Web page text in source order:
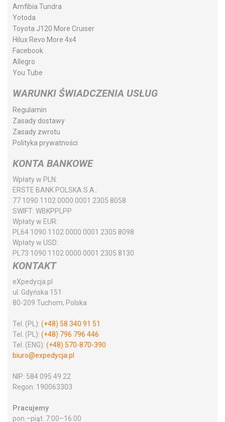
Amfibia Tundra
Yotoda
Toyota J120 More Cruiser
Hilux Revo More 4x4
Facebook
Allegro
You Tube
WARUNKI ŚWIADCZENIA USŁUG
Regulamin
Zasady dostawy
Zasady zwrotu
Polityka prywatności
KONTA BANKOWE
Wpłaty w PLN:
ERSTE BANK POLSKA S.A.:
77 1090 1102 0000 0001 2305 8058
SWIFT: WBKPPLPP
Wpłaty w EUR:
PL64 1090 1102 0000 0001 2305 8098
Wpłaty w USD:
PL73 1090 1102 0000 0001 2305 8130
KONTAKT
eXpedycja.pl
ul. Gdyńska 151
80-209 Tuchom, Polska
Tel. (PL): (+48) 58 340 91 51
Tel. (PL): (+48) 796 796 446
Tel. (ENG): (+48) 570-870-390
biuro@expedycja.pl
NIP: 584 095 49 22
Regon: 190063303
Pracujemy
pon.–piąt. 7:00–16:00